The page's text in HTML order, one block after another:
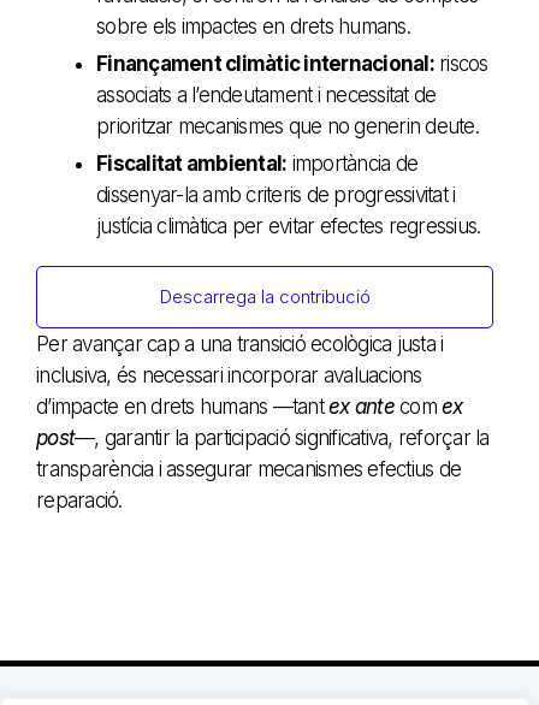
sobre els impactes en drets humans.
Finançament climàtic internacional:riscos
associats a l’endeutament i necessitat de
prioritzar mecanismes que no generin deute.
Fiscalitat ambiental: importància de
dissenyar-la amb criteris de progressivitat i
justícia climàtica per evitar efectes regressius.
Descarrega la contribució
Per avançar cap a una transició ecològica justa i
inclusiva, és necessari incorporar avaluacions
d’impacte en drets humans —tantex antecom ex
post—, garantir la participació significativa, reforçar la
transparència i assegurar mecanismes efectius de
reparació.